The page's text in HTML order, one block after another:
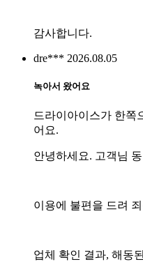
감사합니다.
dre*** 2026.08.05
녹아서 왔어요
드라이아이스가 한쪽
어요.
안녕하세요. 고객님
이용에 불편을 드려
업체 확인 결과, 해동